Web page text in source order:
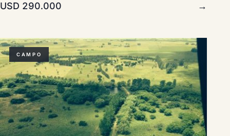
USD 290.000 →
CAMPO